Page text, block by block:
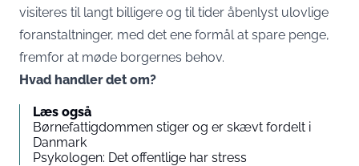
visiteres til langt billigere og til tider åbenlyst ulovlige
foranstaltninger, med det ene formål at spare penge,
fremfor at møde borgernes behov.
Hvad handler det om?
Læs også
Børnefattigdommen stiger og er skævt fordelt i
Danmark
Psykologen: Det offentlige har stress